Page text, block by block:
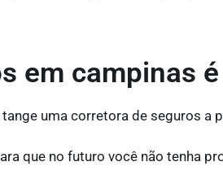
em campinas
uma corretora de seguros a
que no futuro você não tenha